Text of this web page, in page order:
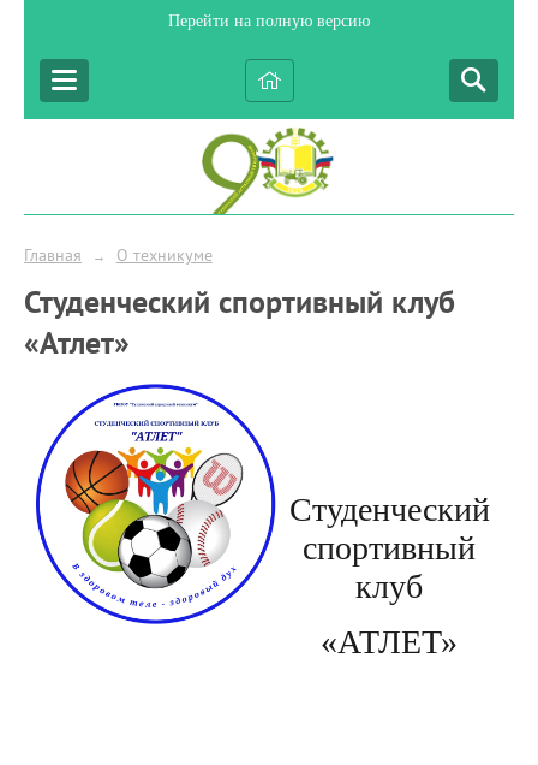
Перейти на полную версию
Главная → О техникуме
Студенческий спортивный клуб
«Атлет»
Студенческий
спортивный
клуб
«АТЛЕТ»